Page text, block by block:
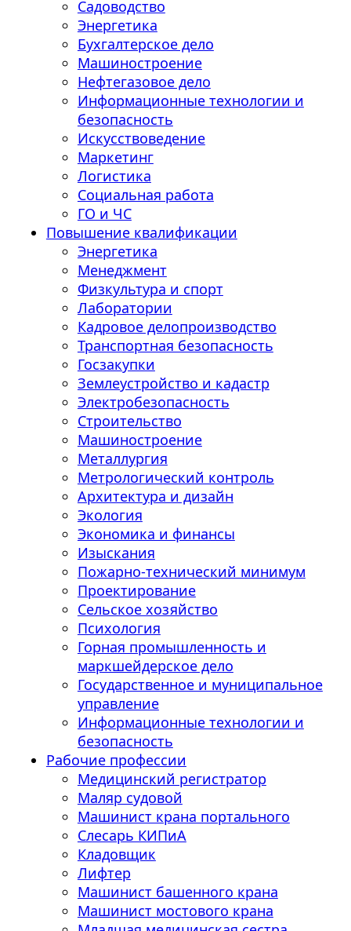
Садоводство
Энергетика
Бухгалтерское дело
Машиностроение
Нефтегазовое дело
Информационные технологии и
безопасность
Искусствоведение
Маркетинг
Логистика
Социальная работа
ГО и ЧС
Повышение квалификации
Энергетика
Менеджмент
Физкультура и спорт
Лаборатории
Кадровое делопроизводство
Транспортная безопасность
Госзакупки
Землеустройство и кадастр
Электробезопасность
Строительство
Машиностроение
Металлургия
Метрологический контроль
Архитектура и дизайн
Экология
Экономика и финансы
Изыскания
Пожарно-технический минимум
Проектирование
Сельское хозяйство
Психология
Горная промышленность и
маркшейдерское дело
Государственное и муниципальное
управление
Информационные технологии и
безопасность
Рабочие профессии
Медицинский регистратор
Маляр судовой
Машинист крана портального
Слесарь КИПиА
Кладовщик
Лифтер
Машинист башенного крана
Машинист мостового крана